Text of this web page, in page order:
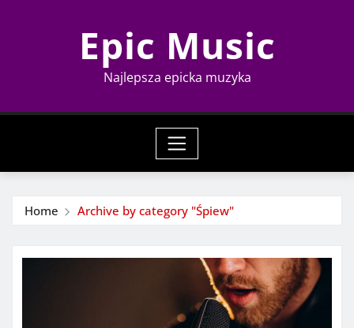
Epic Music
Najlepsza epicka muzyka
Home Archive by category "Śpiew"